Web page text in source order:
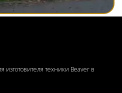
изготовителя техники Beaver в